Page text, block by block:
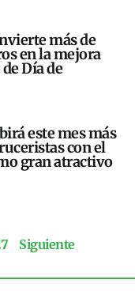
más de
en la mejora
Día de
este mes más
con el
gran atractivo
Siguiente